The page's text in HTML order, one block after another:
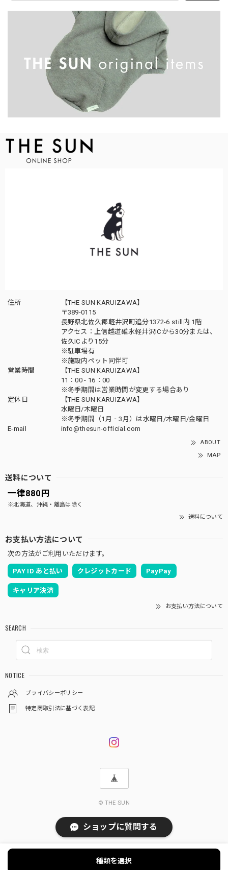
住所
【THE SUN KARUIZAWA】
〒389-0115
長野県北佐久郡軽井沢町追分1372-6 still内 1階
アクセス：上信越道碓氷軽井沢ICから30分または、
佐久ICより15分
※駐車場有
※施設内ペット同伴可
営業時間
【THE SUN KARUIZAWA】
11：00 - 16：00
※冬季期間は営業時間が変更する場合あり
定休日
【THE SUN KARUIZAWA】
水曜日/木曜日
※冬季期間（1月‐3月）は水曜日/木曜日/金曜日
E-mail
info@thesun-official.com
ABOUT
MAP
送料について
一律880円
※北海道、沖縄・離島は除く
送料について
お支払い方法について
次の方法がご利用いただけます。
PAY ID あと払い クレジットカード PayPay
キャリア決済
お支払い方法について
SEARCH
NOTICE
プライバシーポリシー
特定商取引法に基づく表記
© THE SUN
種類を選択
ショップに質問する